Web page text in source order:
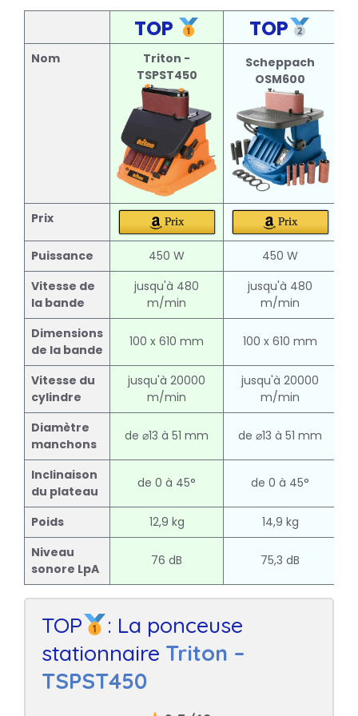
TOP TOP
Nom
Triton -
TSPST450
Scheppach
OSM600
Prix Prix Prix
Puissance 450 W
450 W
Vitesse de
la bande
jusqu'à 480
m/min
jusqu'à 480
m/min
Dimensions
de la bande
100 x 610 mm 100 x 610 mm
Vitesse du
cylindre
jusqu'à 20000
m/min
jusqu'à 20000
m/min
Diamètre
manchons
de ⌀13 à 51 mm de ⌀13 à 51 mm
Inclinaison
du plateau
de 0 à 45° de 0 à 45°
Poids 12,9 kg
14,9 kg
Niveau
sonore LpA
76 dB 75,3 dB
TOP
: La ponceuse
stationnaire Triton –
TSPST450